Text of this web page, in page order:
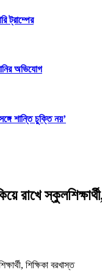
ট্রাম্পের
অভিযোগ
শান্তি চুক্তি নয়’
রাখে